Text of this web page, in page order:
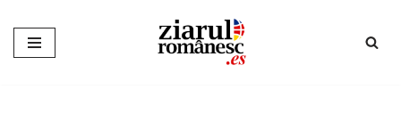
Sari